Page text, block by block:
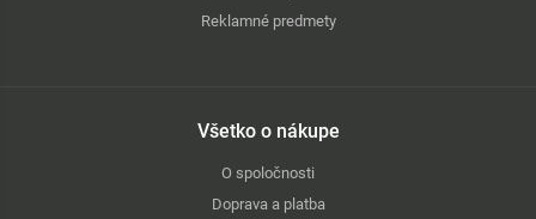
Reklamné predmety
Všetko o nákupe
O spoločnosti
Doprava a platba